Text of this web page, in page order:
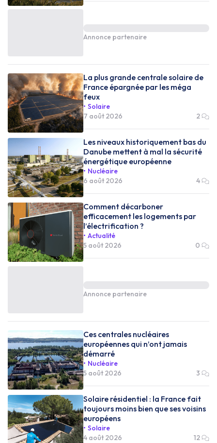
Annonce partenaire
La plus grande centrale solaire de
France épargnée par les méga
feux
Solaire
7 août 2026
2
Les niveaux historiquement bas du
Danube mettent à mal la sécurité
énergétique européenne
Nucléaire
6 août 2026
4
Comment décarboner
efficacement les logements par
l’électrification ?
Actualité
5 août 2026
0
Annonce partenaire
Ces centrales nucléaires
européennes qui n’ont jamais
démarré
Nucléaire
5 août 2026
3
Solaire résidentiel : la France fait
toujours moins bien que ses voisins
européens
Solaire
4 août 2026
12